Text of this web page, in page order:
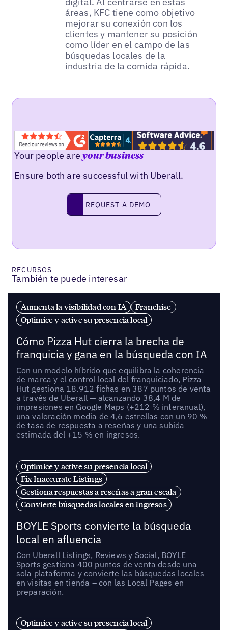
áreas, KFC tiene como objetivo
mejorar su conexión con los
clientes y mantener su posición
como líder en el campo de las
búsquedas locales de la
industria de la comida rápida.
Your people areyour business
Ensure both are successful with Uberall.
request a demo
REQUEST A DEMO
RECURSOS
También te puede interesar
Aumenta la visibilidad con IA
Franchise
Optimice y active su presencia local
Cómo Pizza Hut cierra la brecha de
franquicia y gana en la búsqueda con IA
Con un modelo híbrido que equilibra la coherencia
de marca y el control local del franquiciado, Pizza
Hut gestiona 18.912 fichas en 387 puntos de venta
a través de Uberall — alcanzando 38,4 M de
impresiones en Google Maps (+212 % interanual),
una valoración media de 4,6 estrellas con un 90 %
de tasa de respuesta a reseñas y una subida
estimada del +15 % en ingresos.
Optimice y active su presencia local
Fix Inaccurate Listings
Gestiona respuestas a reseñas a gran escala
Convierte búsquedas locales en ingresos
BOYLE Sports convierte la búsqueda
local en afluencia
Con Uberall Listings, Reviews y Social, BOYLE
Sports gestiona 400 puntos de venta desde una
sola plataforma y convierte las búsquedas locales
en visitas en tienda – con las Local Pages en
preparación.
Optimice y active su presencia local